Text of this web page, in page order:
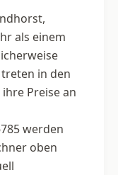
als einem
in den
Preise an
werden
oben